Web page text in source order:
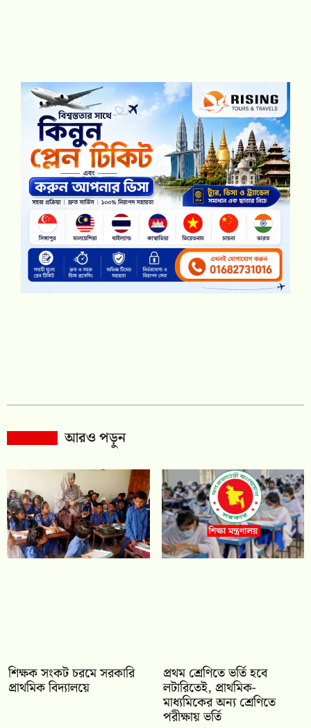
আরও পড়ুন
শিক্ষক সংকট চরমে সরকারি
প্রাথমিক বিদ্যালয়ে
প্রথম শ্রেণিতে ভর্তি হবে
লটারিতেই, প্রাথমিক-
মাধ্যমিকের অন্য শ্রেণিতে
পরীক্ষায় ভর্তি